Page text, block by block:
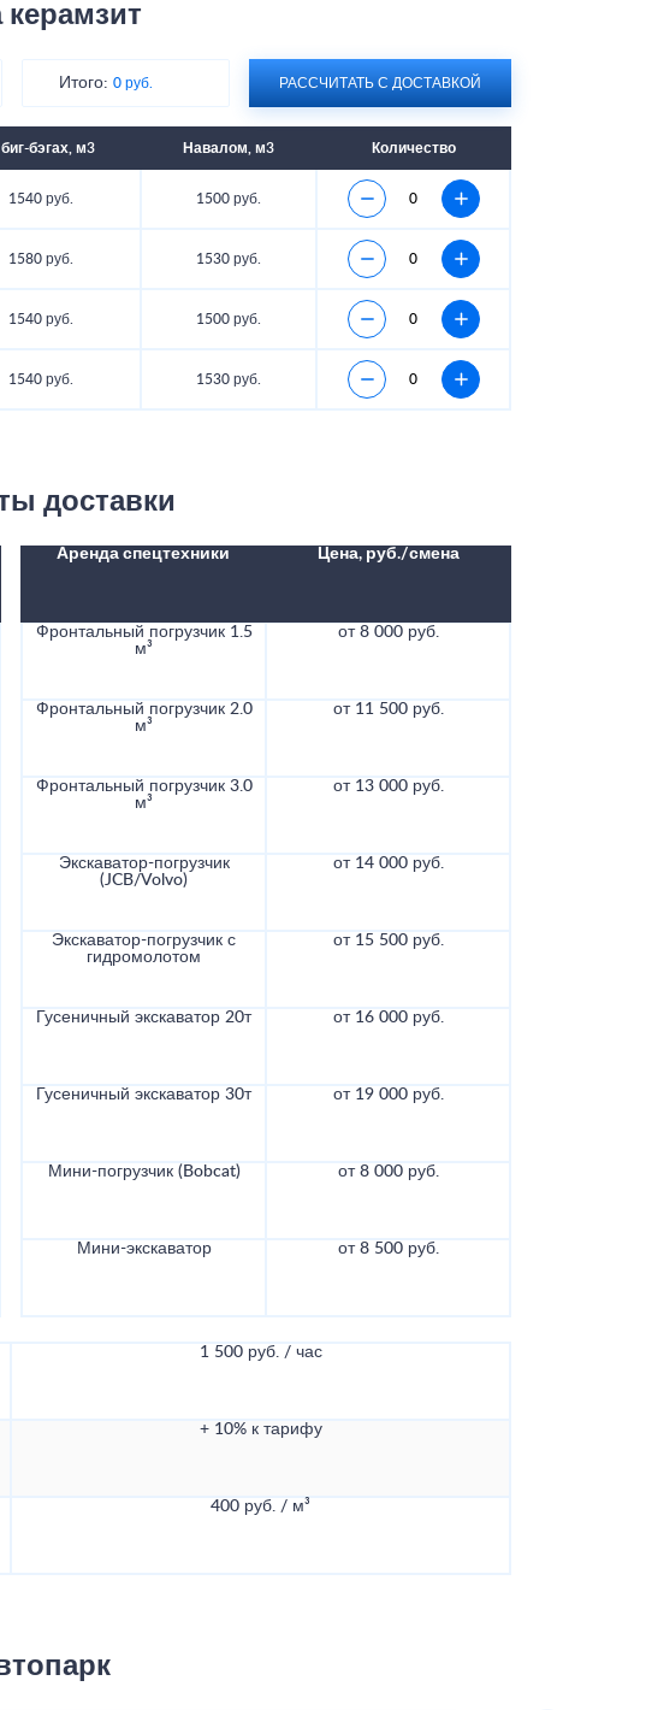
Итого:0 руб. РАССЧИТАТЬ С ДОСТАВКОЙ
бэгах, м3 Навалом, м3 Количество
1540 руб. 1500 руб.
1580 руб. 1530 руб.
1540 руб. 1500 руб.
1540 руб. 1530 руб.
доставки
Аренда спецтехники Цена, руб./смена
Фронтальный погрузчик 1.5
м³
от 8 000 руб.
Фронтальный погрузчик 2.0
м³
от 11 500 руб.
Фронтальный погрузчик 3.0
м³
от 13 000 руб.
Экскаватор-погрузчик
(JCB/Volvo)
от 14 000 руб.
Экскаватор-погрузчик с
гидромолотом
от 15 500 руб.
Гусеничный экскаватор 20т от 16 000 руб.
Гусеничный экскаватор 30т от 19 000 руб.
Мини-погрузчик (Bobcat) от 8 000 руб.
Мини-экскаватор от 8 500 руб.
1 500 руб. / час
+ 10% к тарифу
400 руб. / м³